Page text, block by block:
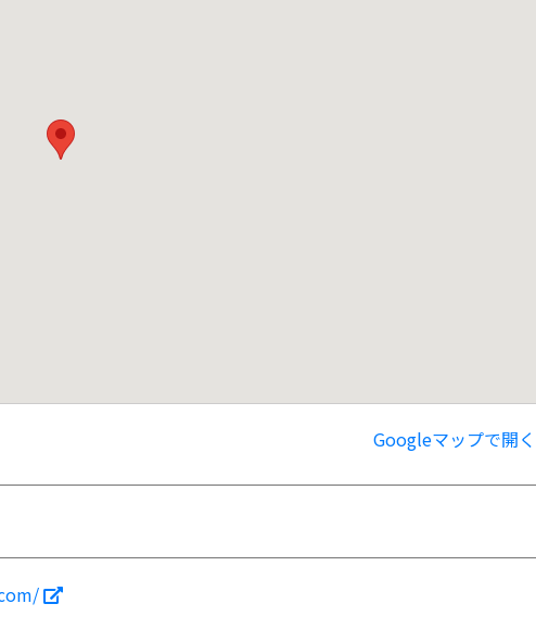
Googleマップで開く